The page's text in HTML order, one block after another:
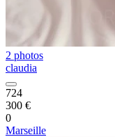
2 photos
claudia
724
300 €
0
Marseille